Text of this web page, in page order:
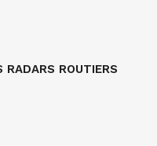
RADARS ROUTIERS